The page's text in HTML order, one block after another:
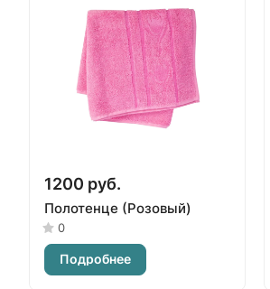
1200 руб.
Полотенце (Розовый)
0
Подробнее